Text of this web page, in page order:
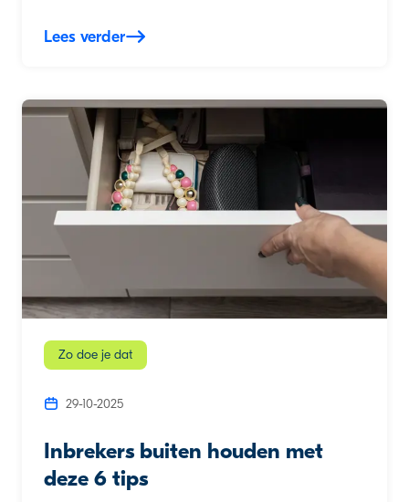
Lees verder
Zo doe je dat
29-10-2025
Inbrekers buiten houden met
deze 6 tips